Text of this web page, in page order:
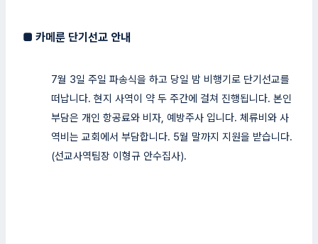
■ 카메룬 단기선교 안내
7월 3일 주일 파송식을 하고 당일 밤 비행기로 단기선교를
떠납니다. 현지 사역이 약 두 주간에 걸쳐 진행됩니다. 본인
부담은 개인 항공료와 비자, 예방주사 입니다. 체류비와 사
역비는 교회에서 부담합니다. 5월 말까지 지원을 받습니다.
(선교사역팀장 이형규 안수집사).